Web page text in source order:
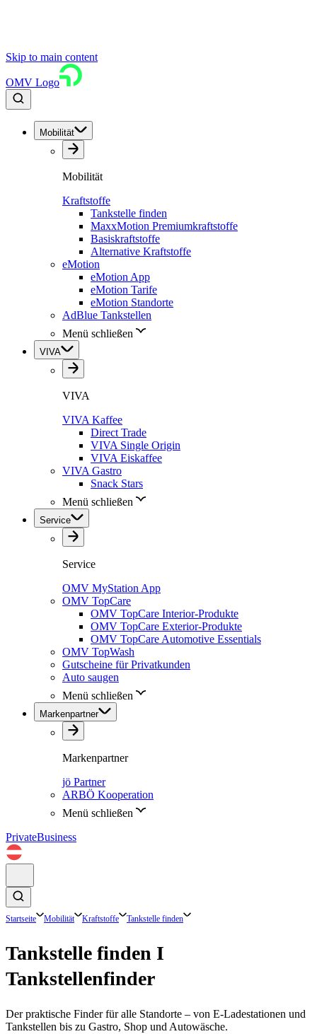
Skip to main content
OMV Logo
Mobilität
Mobilität
Kraftstoffe
Tankstelle finden
MaxxMotion Premiumkraftstoffe
Basiskraftstoffe
Alternative Kraftstoffe
eMotion
eMotion App
eMotion Tarife
eMotion Standorte
AdBlue Tankstellen
Menü schließen
VIVA
VIVA
VIVA Kaffee
Direct Trade
VIVA Single Origin
VIVA Eiskaffee
VIVA Gastro
Snack Stars
Menü schließen
Service
Service
OMV MyStation App
OMV TopCare
OMV TopCare Interior-Produkte
OMV TopCare Exterior-Produkte
OMV TopCare Automotive Essentials
OMV TopWash
Gutscheine für Privatkunden
Auto saugen
Menü schließen
Markenpartner
Markenpartner
jö Partner
ARBÖ Kooperation
Menü schließen
PrivateBusiness
Startseite Mobilität Kraftstoffe Tankstelle finden
Tankstelle finden I
Tankstellenfinder
Der praktische Finder für alle Standorte – von E-Ladestationen und
Tankstellen bis zu Gastro, Shop und Autowäsche.